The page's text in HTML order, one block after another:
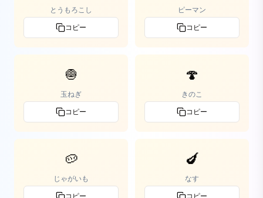
とうもろこし
コピー
ピーマン
コピー
🧅
玉ねぎ
コピー
🍄
きのこ
コピー
🥔
じゃがいも
コピー
🍆
なす
コピー